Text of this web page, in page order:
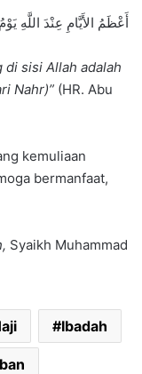
أَعْظَمُ الأَيَّامِ عِنْدَ اللَّهِ
di sisi Allah adalah
Nahr)” (HR. Abu
kemuliaan
bermanfaat,
Syaikh Muhammad
Ibadah